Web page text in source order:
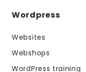
Wordpress
Websites
Webshops
WordPress training